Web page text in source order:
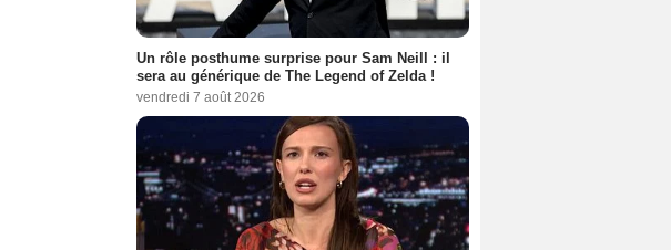
Un rôle posthume surprise pour Sam Neill : il
sera au générique de The Legend of Zelda !
vendredi 7 août 2026